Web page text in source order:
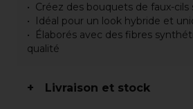
Créez des bouquets de faux-cils
Idéal pour un look hybride et
Élaborés avec des fibres
qualité
Livraison et stock